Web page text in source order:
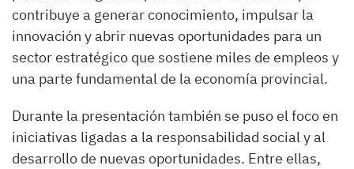
contribuye a generar conocimiento, impulsar la
innovación y abrir nuevas oportunidades para un
sector estratégico que sostiene miles de empleos y
una parte fundamental de la economía provincial.
Durante la presentación también se puso el foco en
iniciativas ligadas a la responsabilidad social y al
desarrollo de nuevas oportunidades. Entre ellas,